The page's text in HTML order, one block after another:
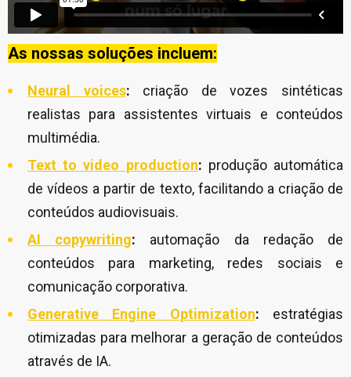
As nossas soluções incluem:
Neural voices: criação de vozes sintéticas
realistas para assistentes virtuais e conteúdos
multimédia.
Text to video production: produção automática
de vídeos a partir de texto, facilitando a criação de
conteúdos audiovisuais.
AI copywriting: automação da redação de
conteúdos para marketing, redes sociais e
comunicação corporativa.
Generative Engine Optimization: estratégias
otimizadas para melhorar a geração de conteúdos
através de IA.